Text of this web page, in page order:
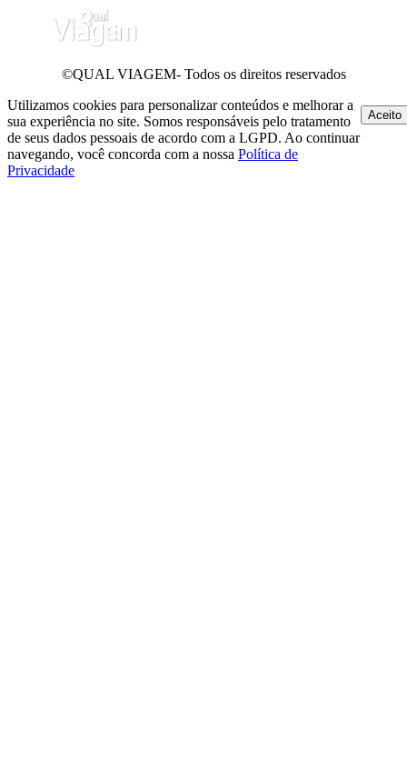
©QUAL VIAGEM- Todos os direitos reservados
Utilizamos cookies para personalizar conteúdos e melhorar a
sua experiência no site. Somos responsáveis pelo tratamento
de seus dados pessoais de acordo com a LGPD. Ao continuar
navegando, você concorda com a nossa Política de
Privacidade
Aceito